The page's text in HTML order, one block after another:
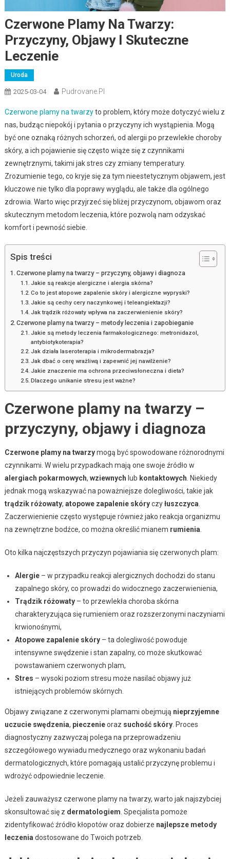
Czerwone Plamy Na Twarzy:
Przyczyny, Objawy I Skuteczne
Leczenie
Uroda
2025-03-04 Pudrovane.pl
Czerwone plamy na twarzyto problem, który może dotyczyć wielu z
nas, budząc niepokój i pytania o przyczyny ich wystąpienia. Mogą
być one oznaką różnych schorzeń, od alergii po przewlekłe choroby
skóry, a ich pojawienie się często wiąże się z czynnikami
zewnętrznymi, takimi jak stres czy zmiany temperatury.
Zrozumienie tego, co kryje się za tym nieestetycznym objawem, jest
kluczowe nie tylko dla poprawy wyglądu, ale także dla ogólnego
zdrowia. Warto więc przyjrzeć się bliżej przyczynom, objawom oraz
skutecznym metodom leczenia, które pozwolą nam odzyskać
komfort i pewność siebie.
Spis treści
Czerwone plamy na twarzy – przyczyny, objawy i diagnoza
Jakie są reakcje alergiczne i alergia skórna?
Co to jest atopowe zapalenie skóry i alergiczne wypryski?
Jakie są cechy cery naczynkowej i teleangiektazji?
Jak trądzik różowaty wpływa na zaczerwienienie skóry?
Czerwone plamy na twarzy – metody leczenia i zapobieganie
Jakie są metody leczenia farmakologicznego: metronidazol,
antybiotykoterapia?
Jak działa laseroterapia i mikrodermabrazja?
Jak dbać o cerę wrażliwą i zapewnić jej nawilżenie?
Jakie znaczenie ma ochrona przeciwsłoneczna i dieta?
Dlaczego unikanie stresu jest ważne?
Czerwone plamy na twarzy –
przyczyny, objawy i diagnoza
Czerwone plamy na twarzymogą być spowodowane różnorodnymi
czynnikami. W wielu przypadkach mają one swoje źródło w
alergiach pokarmowych, wziewnych lub kontaktowych . Niekiedy
jednak mogą wskazywać na poważniejsze dolegliwości, takie jak
trądzik różowaty, atopowe zapalenie skóryczyłuszczyca
Zaczerwienienie często występuje również jako reakcja organizmu
na zewnętrzne bodźce, co można określić mianem rumienia
Oto kilka najczęstszych przyczyn pojawiania się czerwonych plam:
Alergie– w przypadku reakcji alergicznych dochodzi do stanu
zapalnego skóry, co prowadzi do widocznego zaczerwienienia,
Trądzik różowaty– to przewlekła choroba skórna
charakteryzująca się rumieniem oraz rozszerzonymi naczyniami
krwionośnymi,
Atopowe zapalenie skóry– ta dolegliwość powoduje
intensywne swędzenie i stan zapalny, co może skutkować
powstawaniem czerwonych plam,
Stres – wysoki poziom stresu może nasilać objawy już
istniejących problemów skórnych.
Objawy związane z czerwonymi plamami obejmują nieprzyjemne
uczucie swędzenia, pieczenieoraz suchość skóry. Proces
diagnostyczny zazwyczaj polega na przeprowadzeniu
szczegółowego wywiadu medycznego oraz wykonaniu badań
dermatologicznych, które pomagają ustalić przyczynę problemu i
wdrożyć odpowiednie leczenie.
Jeżeli zauważysz czerwone plamy na twarzy, warto jak najszybciej
skonsultować się z dermatologiem . Specjalista pomoże
zidentyfikować źródło kłopotów oraz dobierze najlepsze metody
leczenia dostosowane do Twoich potrzeb.